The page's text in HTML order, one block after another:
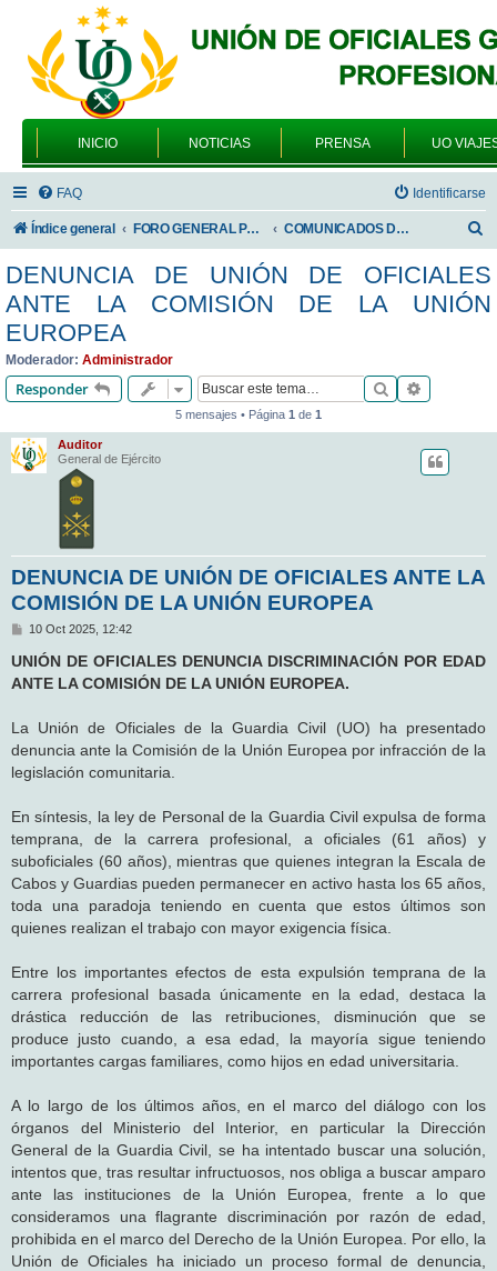
INICIO NOTICIAS PRENSA UO
FAQ Identificarse
Índice general FORO GENERAL PARA TODOS LOS USUARIOS COMUNICADOS DE LA UNIÓN DE OFICIALES
s
c
DENUNCIA DE UNIÓN DE OFICIALES
ANTE LA COMISIÓN DE LA UNIÓN
EUROPEA
Moderador: Administrador
Responder Buscar
5 mensajes • Página 1 de 1
Auditor
General de Ejército
DENUNCIA DE UNIÓN DE OFICIALES ANTE LA
COMISIÓN DE LA UNIÓN EUROPEA
M
n
s
a
10 Oct 2025, 12:42
UNIÓN DE OFICIALES DENUNCIA DISCRIMINACIÓN POR EDAD
ANTE LA COMISIÓN DE LA UNIÓN EUROPEA.
La Unión de Oficiales de la Guardia Civil (UO) ha presentado
denuncia ante la Comisión de la Unión Europea por infracción de la
legislación comunitaria.
En síntesis, la ley de Personal de la Guardia Civil expulsa de forma
temprana, de la carrera profesional, a oficiales (61 años) y
suboficiales (60 años), mientras que quienes integran la Escala de
Cabos y Guardias pueden permanecer en activo hasta los 65 años,
toda una paradoja teniendo en cuenta que estos últimos son
quienes realizan el trabajo con mayor exigencia física.
Entre los importantes efectos de esta expulsión temprana de la
carrera profesional basada únicamente en la edad, destaca la
drástica reducción de las retribuciones, disminución que se
produce justo cuando, a esa edad, la mayoría sigue teniendo
importantes cargas familiares, como hijos en edad universitaria.
A lo largo de los últimos años, en el marco del diálogo con los
órganos del Ministerio del Interior, en particular la Dirección
General de la Guardia Civil, se ha intentado buscar una solución,
intentos que, tras resultar infructuosos, nos obliga a buscar amparo
ante las instituciones de la Unión Europea, frente a lo que
consideramos una flagrante discriminación por razón de edad,
prohibida en el marco del Derecho de la Unión Europea. Por ello, la
Unión de Oficiales ha iniciado un proceso formal de denuncia,